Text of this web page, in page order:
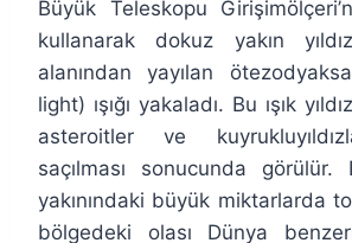
Büyük Teleskopu
kullanarak dokuz yakın
alanından yayılan
light) ışığı yakaladı. Bu ışık
asteroitler ve
saçılması sonucunda görülür.
yakınındaki büyük miktarlarda
bölgedeki olası Dünya